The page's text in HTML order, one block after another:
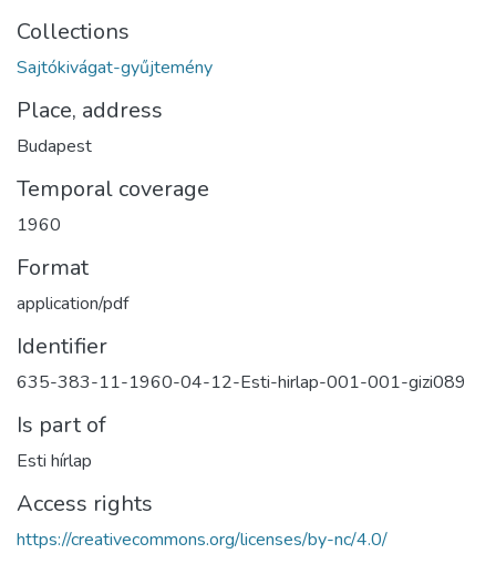
Collections
Sajtókivágat-gyűjtemény
Place, address
Budapest
Temporal coverage
1960
Format
application/pdf
Identifier
635-383-11-1960-04-12-Esti-hirlap-001-001-gizi089
Is part of
Esti hírlap
Access rights
https://creativecommons.org/licenses/by-nc/4.0/